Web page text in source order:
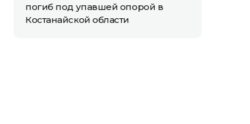
погиб под упавшей опорой в
Костанайской области